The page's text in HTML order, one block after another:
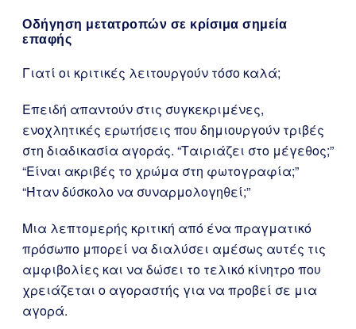
Οδήγηση μετατροπών σε κρίσιμα σημεία
επαφής
Γιατί οι κριτικές λειτουργούν τόσο καλά;
Επειδή απαντούν στις συγκεκριμένες,
ενοχλητικές ερωτήσεις που δημιουργούν τριβές
στη διαδικασία αγοράς. “Ταιριάζει στο μέγεθος;”
“Είναι ακριβές το χρώμα στη φωτογραφία;”
“Ήταν δύσκολο να συναρμολογηθεί;”
Μια λεπτομερής κριτική από ένα πραγματικό
πρόσωπο μπορεί να διαλύσει αμέσως αυτές τις
αμφιβολίες και να δώσει το τελικό κίνητρο που
χρειάζεται ο αγοραστής για να προβεί σε μια
αγορά.